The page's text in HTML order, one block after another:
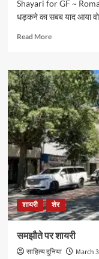
Shayari for GF ~
धड़कने का सबब याद आया वो
Read MoreRead
मुहब्बत
भरी
शायरी
शायरी शेर
समझौते पर शायरी
साहित्य दुनिया March